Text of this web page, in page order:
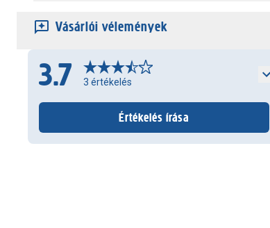
Vásárlói vélemények
3.7 3 értékelés
Értékelés írása